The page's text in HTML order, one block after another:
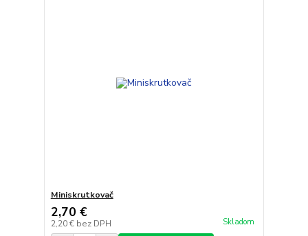
Miniskrutkovač
2,70 €
2,20 € bez DPH Skladom